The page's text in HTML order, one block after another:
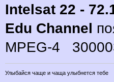
Intelsat 22 -
Edu Channel
MPEG-4
Улыбайся чаще и чаща улыбнется тебе